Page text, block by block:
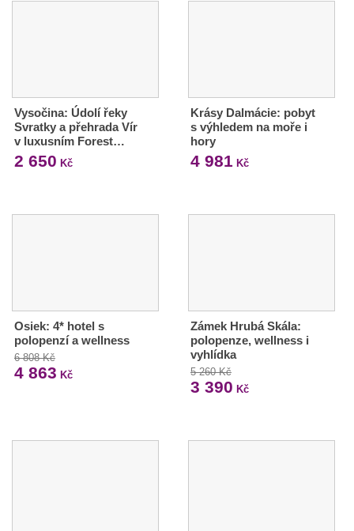
Vysočina: Údolí řeky
Svratky a přehrada Vír
v luxusním Forest…
2 650 Kč
Krásy Dalmácie: pobyt
s výhledem na moře i
hory
4 981 Kč
Osiek: 4* hotel s
polopenzí a wellness
6 808 Kč
4 863 Kč
Zámek Hrubá Skála:
polopenze, wellness i
vyhlídka
5 260 Kč
3 390 Kč